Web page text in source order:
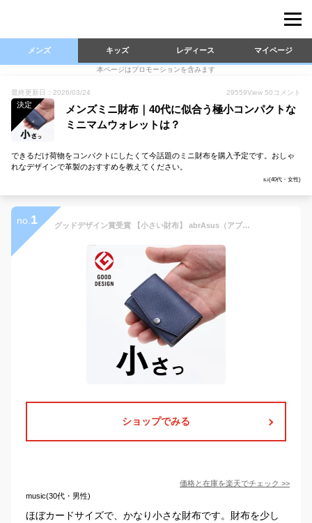
メンズ キッズ レディース マイページ
本ページはプロモーションを含みます
最終更新日：2026/03/24 29559View 50 コメント
決定
メンズミニ財布｜40代に似合う極小コンパクトな
ミニマムウォレットは？
できるだけ荷物をコンパクトにしたくて今話題のミニ財布を購入予定です。おしゃ
れなデザインで革製のおすすめを教えてください。
s.i(40代・女性)
no. 1 グッドデザイン賞受賞 【小さい財布】 abrAsus（アブラサス）ミニ財布 メンズ 小銭入れ付き三つ折り 極小財布。携帯性、機能性、デザイン性のバランスを追及した人気の本革財布。男性へのプレゼント、ギフトに ミニ財布 薄い財布
ショップでみる
価格と在庫を楽天でチェック >>
music(30代・男性)
ほぼカードサイズで、かなり小さな財布です。財布を少し